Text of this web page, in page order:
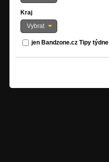
Kraj
Vybrat
jen Bandzone.cz Tipy týdne